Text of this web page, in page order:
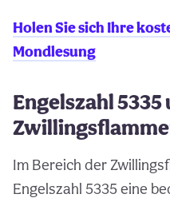
Holen Sie sich Ihre
Mondlesung
Engelszahl 5335
Im Bereich der
Engelszahl 5335 eine